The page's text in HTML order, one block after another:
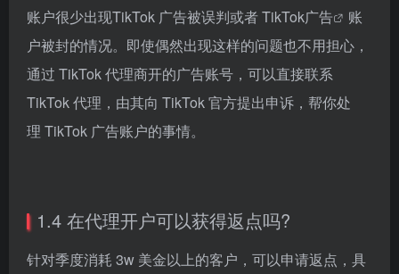
账户很少出现TikTok 广告被误判或者TikTok广告
账
户被封的情况。即使偶然出现这样的问题也不用担心，
通过 TikTok 代理商开的广告账号，可以直接联系
TikTok 代理，由其向 TikTok 官方提出申诉，帮你处
理 TikTok 广告账户的事情。
1.4 在代理开户可以获得返点吗?
针对季度消耗 3w 美金以上的客户，可以申请返点，具